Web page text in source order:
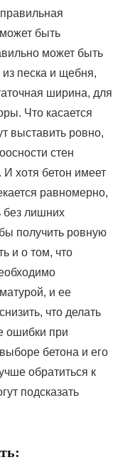
быть
может быть
песка и щебня,
ширина, для
Что касается
выставить ровно,
стен
хотя бетон имеет
равномерно,
без лишних
получить ровную
и о том, что
и ее
что делать
ошибки при
бетона и его
обратиться к
подсказать